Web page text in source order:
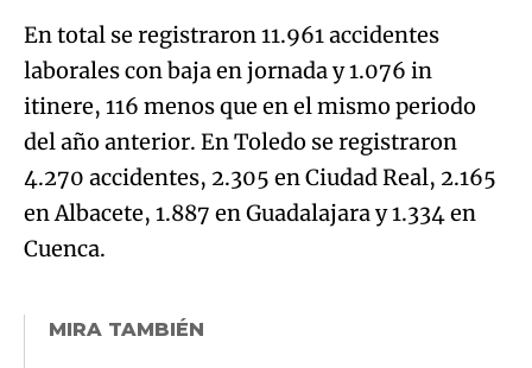
En total se registraron 11.961 accidentes
laborales con baja en jornada y 1.076 in
itinere, 116 menos que en el mismo periodo
del año anterior. En Toledo se registraron
4.270 accidentes, 2.305 en Ciudad Real, 2.165
en Albacete, 1.887 en Guadalajara y 1.334 en
Cuenca.
MIRA TAMBIÉN